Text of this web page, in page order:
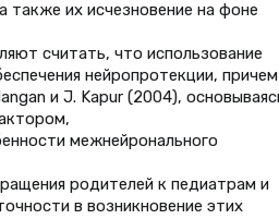
также их исчезновение на фоне
считать, что использование
нейропротекции, причем
и J. Kapur (2004),
межнейронального
родителей к педиатрам и
в возникновение этих